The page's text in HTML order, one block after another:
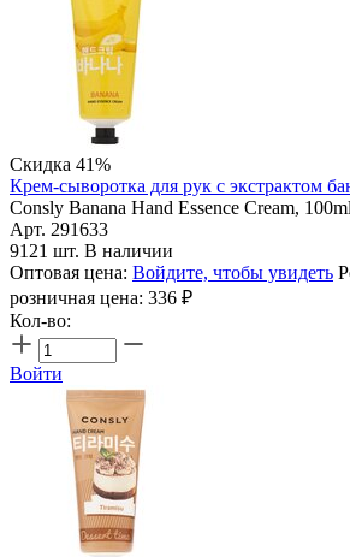
Скидка 41%
Крем-сыворотка для рук с экстрактом
Consly Banana Hand Essence Cream, 100ml
Арт. 291633
9121 шт. В наличии
Оптовая цена: Войдите, чтобы увидеть
розничная цена: 336 ₽
Кол-во:
Войти